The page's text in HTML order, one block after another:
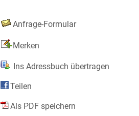
Anfrage-Formular
Merken
Ins Adressbuch übertragen
Teilen
Als PDF speichern